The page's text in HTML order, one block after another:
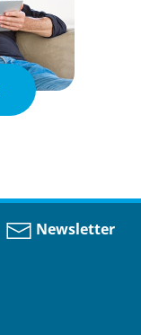
Newsletter